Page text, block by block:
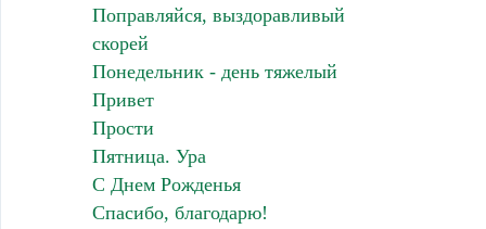
Поправляйся, выздоравливый
скорей
Понедельник - день тяжелый
Привет
Прости
Пятница. Ура
С Днем Рожденья
Спасибо, благодарю!